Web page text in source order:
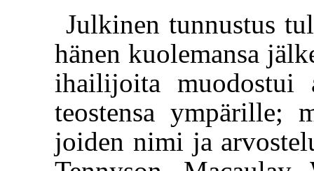
Julkinen tunnustus
hänen kuolemansa
ihailijoita muodostui
teostensa ympärille;
joiden nimi ja